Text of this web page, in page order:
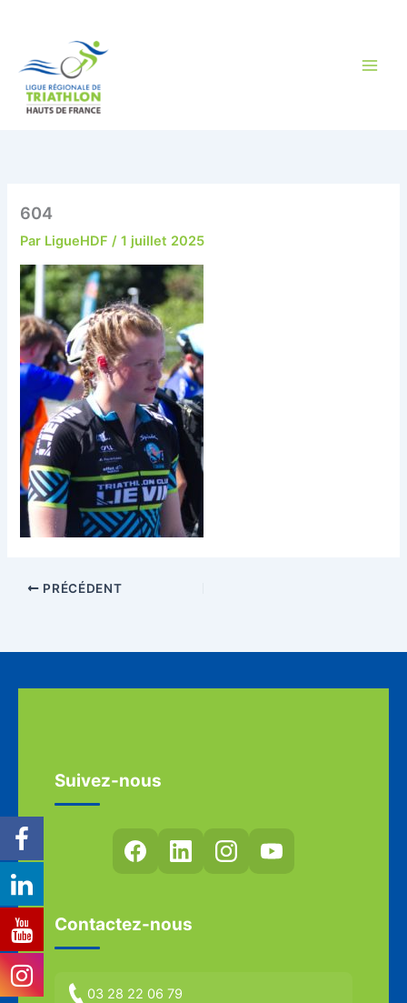
604
Par LigueHDF/1 juillet 2025
PRÉCÉDENT
Suivez-nous
Contactez-nous
03 28 22 06 79